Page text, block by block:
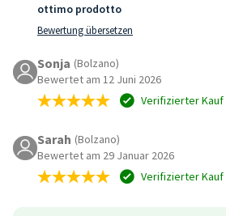
ottimo prodotto
Bewertung übersetzen
Sonja (Bolzano)
Bewertet am 12 Juni 2026
Verifizierter Kauf
Sarah (Bolzano)
Bewertet am 29 Januar 2026
Verifizierter Kauf